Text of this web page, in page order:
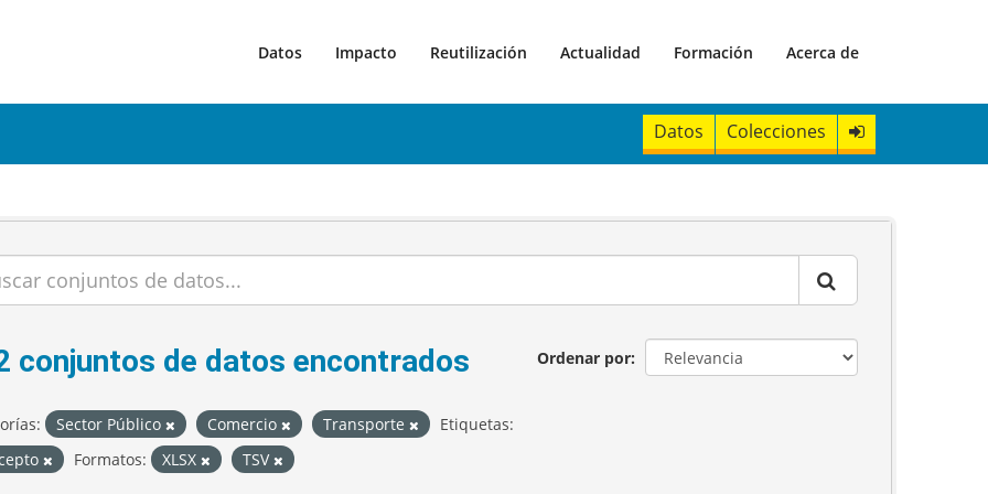
Datos Impacto Reutilización Actualidad Formación Acerca de
Datos Colecciones
Ordenar por
conjuntos de datos encontrados
Sector Público Comercio Transporte
Etiquetas:
Formatos: XLSX TSV